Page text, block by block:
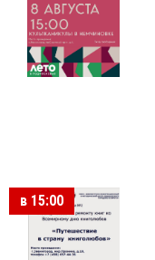
в 15:00